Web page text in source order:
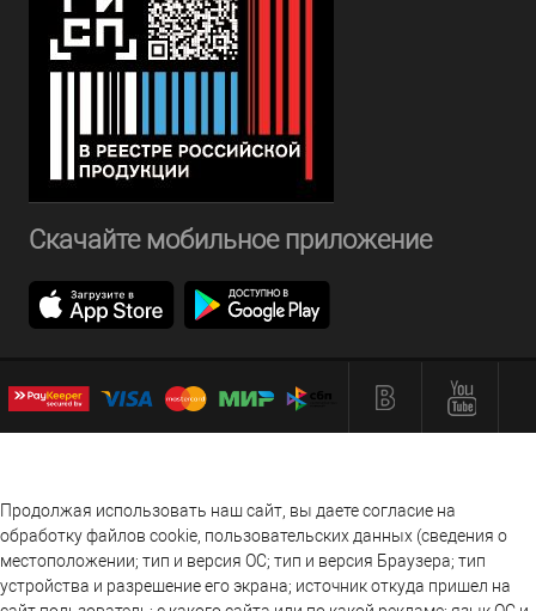
Скачайте мобильное приложение
Продолжая использовать наш сайт, вы даете согласие на
обработку файлов cookie, пользовательских данных (сведения о
местоположении; тип и версия ОС; тип и версия Браузера; тип
устройства и разрешение его экрана; источник откуда пришел на